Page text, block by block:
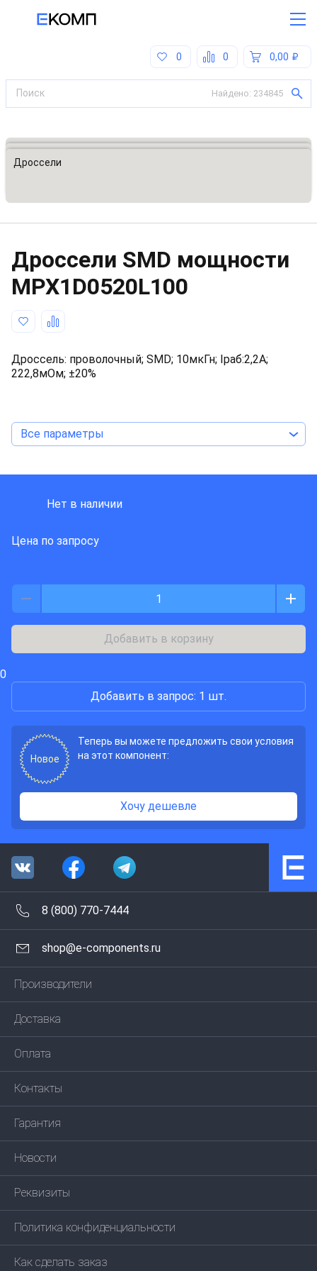
0,00
0
0
Найдено: 234845
Все категории
Индуктивности, катушки, дроссели
Дроссели
Дроссели SMD мощности
MPX1D0520L100
Дроссель: проволочный; SMD; 10мкГн; Iраб:2,2А;
222,8мОм; ±20%
Все параметры
Нет в наличии
Цена по запросу
Добавить в корзину
0
Добавить в запрос: 1 шт.
Новое
Теперь вы можете предложить свои условия
на этот компонент:
Хочу дешевле
8 (800) 770-7444
shop@e-components.ru
Производители
Доставка
Оплата
Контакты
Гарантия
Новости
Реквизиты
Политика конфиденциальности
Как сделать заказ